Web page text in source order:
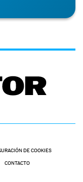
DE COOKIES
CONTACTO